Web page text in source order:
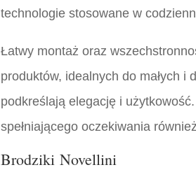
technologie stosowane w
Łatwy montaż oraz
produktów, idealnych do małych
podkreślają elegację i
spełniającego oczekiwania
Brodziki Novellini